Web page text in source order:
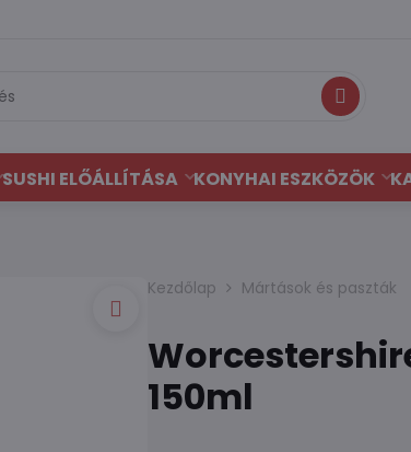
Keresés
SUSHI ELŐÁLLÍTÁSA KONYHAI ESZKÖZÖK
Kezdőlap Mártások és paszták
Worcestershire
150ml